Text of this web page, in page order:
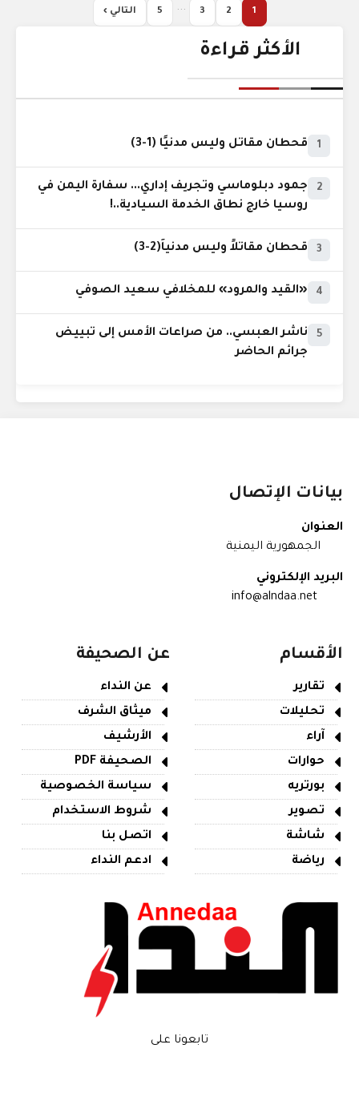
1
2
3
...
5 التالي ›
الأكثر قراءة
1 قحطان مقاتل وليس مدنيًا (1-3)
2
جمود دبلوماسي وتجريف إداري... سفارة اليمن في
روسيا خارج نطاق الخدمة السيادية..!
3 قحطان مقاتلاً وليس مدنياً(2-3)
4 «القيد والمرود» للمخلافي سعيد الصوفي
5
ناشر العبسي.. من صراعات الأمس إلى تبييض
جرائم الحاضر
بيانات الإتصال
العنوان
الجمهورية اليمنية
البريد الإلكتروني
info@alndaa.net
الأقسام
تقارير
تحليلات
آراء
حوارات
بورتريه
تصوير
شاشة
رياضة
عن الصحيفة
عن النداء
ميثاق الشرف
الأرشيف
الصحيفة PDF
سياسة الخصوصية
شروط الاستخدام
اتصل بنا
ادعم النداء
تابعونا على